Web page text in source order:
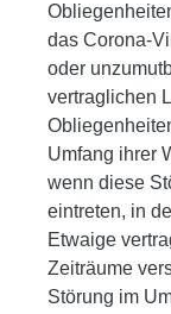
das Corona-
oder
vertraglichen
Umfang ihrer
wenn diese
eintreten, in
Etwaige
Zeiträume
Störung im